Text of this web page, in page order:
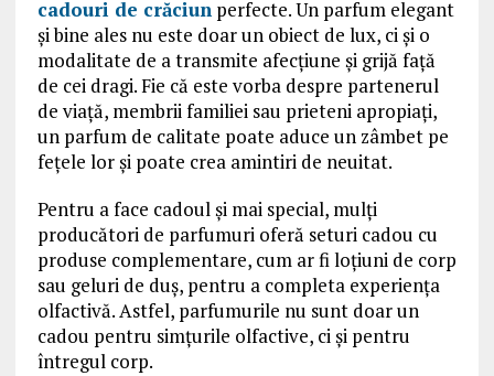
cadouri de crăciunperfecte. Un parfum elegant
și bine ales nu este doar un obiect de lux, ci și o
modalitate de a transmite afecțiune și grijă față
de cei dragi. Fie că este vorba despre partenerul
de viață, membrii familiei sau prieteni apropiați,
un parfum de calitate poate aduce un zâmbet pe
fețele lor și poate crea amintiri de neuitat.
Pentru a face cadoul și mai special, mulți
producători de parfumuri oferă seturi cadou cu
produse complementare, cum ar fi loțiuni de corp
sau geluri de duș, pentru a completa experiența
olfactivă. Astfel, parfumurile nu sunt doar un
cadou pentru simțurile olfactive, ci și pentru
întregul corp.